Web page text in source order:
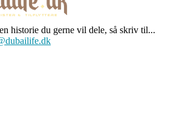
historie du gerne vil dele, så skriv til...